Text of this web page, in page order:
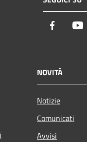
Facebook
NOVITÀ
Notizie
Comunicati
Avvisi